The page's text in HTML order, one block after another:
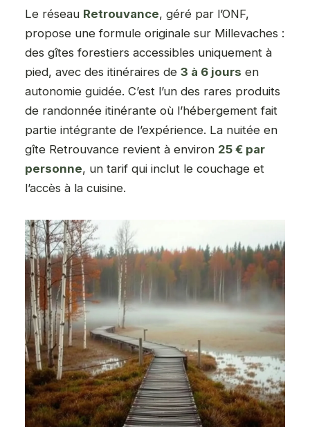
Le réseau Retrouvance, géré par l’ONF,
propose une formule originale sur Millevaches :
des gîtes forestiers accessibles uniquement à
pied, avec des itinéraires de 3 à 6 jours en
autonomie guidée. C’est l’un des rares produits
de randonnée itinérante où l’hébergement fait
partie intégrante de l’expérience. La nuitée en
gîte Retrouvance revient à environ 25 € par
personne, un tarif qui inclut le couchage et
l’accès à la cuisine.